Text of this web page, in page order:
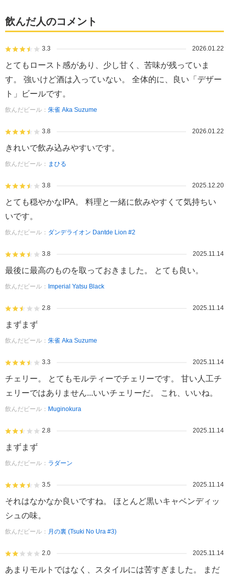
飲んだ人のコメント
3.3 2026.01.22
とてもロースト感があり、少し甘く、苦味が残っていま
す。 強いけど酒は入っていない。 全体的に、良い「デザー
ト」ビールです。
飲んだビール： 朱雀 Aka Suzume
3.8 2026.01.22
きれいで飲み込みやすいです。
飲んだビール： まひる
3.8 2025.12.20
とても穏やかなIPA。 料理と一緒に飲みやすくて気持ちい
いです。
飲んだビール： ダンデライオン Dantde Lion #2
3.8 2025.11.14
最後に最高のものを取っておきました。 とても良い。
飲んだビール： Imperial Yatsu Black
2.8 2025.11.14
まずまず
飲んだビール： 朱雀 Aka Suzume
3.3 2025.11.14
チェリー。 とてもモルティーでチェリーです。 甘い人工チ
ェリーではありません...いいチェリーだ。 これ、いいね。
飲んだビール： Muginokura
2.8 2025.11.14
まずまず
飲んだビール： ラダーン
3.5 2025.11.14
それはなかなか良いですね。 ほとんど黒いキャベンディッ
シュの味。
飲んだビール： 月の裏 (Tsuki No Ura #3)
2.0 2025.11.14
あまりモルトではなく、スタイルには苦すぎました。 まだ